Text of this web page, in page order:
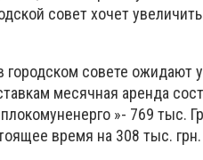
совет хочет
городском совете ожидают
месячная аренда
»- 769 тыс.
время на 308 тыс.